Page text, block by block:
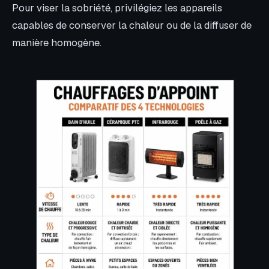
Pour viser la sobriété, privilégiez les appareils
capables de conserver la chaleur ou de la diffuser de
manière homogène.